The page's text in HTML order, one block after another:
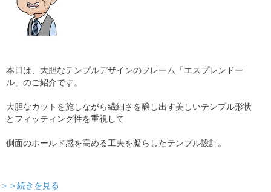
本日は、大胆なテンプルデザインのフレーム「エスプレンドー
ル」のご紹介です。
大胆なカットを施しながら繊細さを醸し出す美しいテンプル形状
とフィッティング性を重視して
側面のホールド感を高める工夫を凝らしたテンプル設計。
＞＞続きを見る